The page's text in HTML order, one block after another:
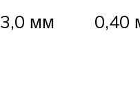
3,0 мм 0,40